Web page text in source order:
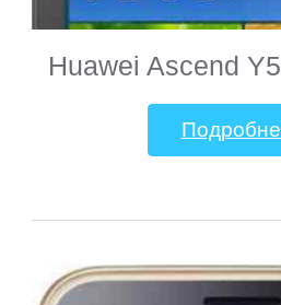
Huawei Ascend